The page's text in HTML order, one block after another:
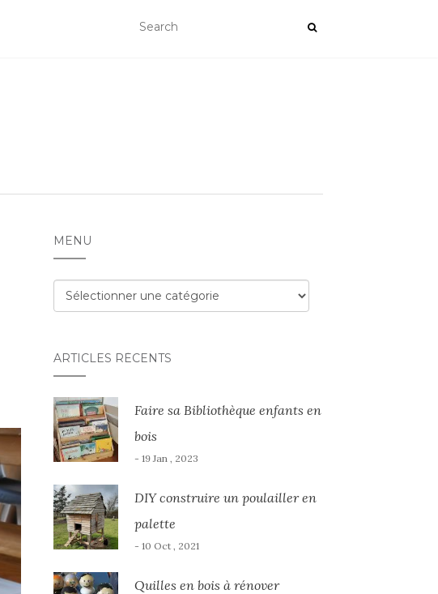
MENU
Menu
ARTICLES RÉCENTS
Faire sa Bibliothèque enfants en
bois
- 19 Jan , 2023
DIY construire un poulailler en
palette
- 10 Oct , 2021
Quilles en bois à rénover